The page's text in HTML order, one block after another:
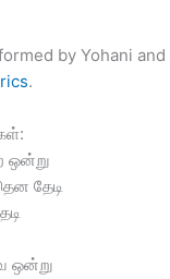
by Yohani and
.
ஒன்று
தேடி
ஒன்று